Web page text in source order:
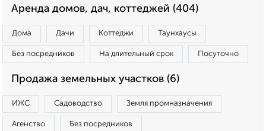
Аренда домов, дач, коттеджей (404)
Дома Дачи Коттеджи Таунхаусы
Без посредников На длительный срок Посуточно
Продажа земельных участков (6)
ИЖС Садоводство Земля промназначения
Агенство Без посредников